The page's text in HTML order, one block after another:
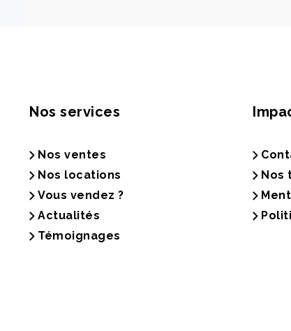
Nos services
Nos ventes
Nos locations
Vous vendez ?
Actualités
Témoignages
Nos